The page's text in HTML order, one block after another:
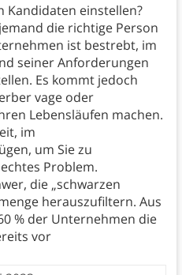
Kandidaten einstellen?
die richtige Person
ist bestrebt, im
seiner Anforderungen
Es kommt jedoch
vage oder
Lebensläufen machen.
im
um Sie zu
Problem.
die „schwarzen
herauszufiltern. Aus
% der Unternehmen die
vor